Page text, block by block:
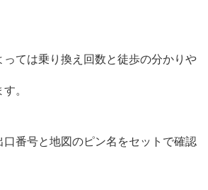
っては乗り換え回数と徒歩の分かりや
。
口番号と地図のピン名をセットで確認